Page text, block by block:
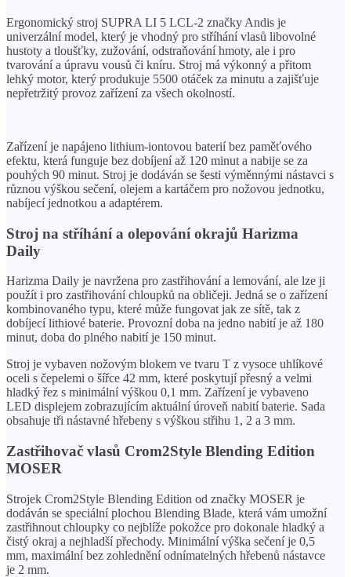
Ergonomický stroj SUPRA LI 5 LCL-2 značky Andis je
univerzální model, který je vhodný pro stříhání vlasů libovolné
hustoty a tloušťky, zužování, odstraňování hmoty, ale i pro
tvarování a úpravu vousů či kníru. Stroj má výkonný a přitom
lehký motor, který produkuje 5500 otáček za minutu a zajišťuje
nepřetržitý provoz zařízení za všech okolností.
Zařízení je napájeno lithium-iontovou baterií bez paměťového
efektu, která funguje bez dobíjení až 120 minut a nabije se za
pouhých 90 minut. Stroj je dodáván se šesti výměnnými nástavci s
různou výškou sečení, olejem a kartáčem pro nožovou jednotku,
nabíjecí jednotkou a adaptérem.
Stroj na stříhání a olepování okrajů Harizma
Daily
Harizma Daily je navržena pro zastřihování a lemování, ale lze ji
použít i pro zastřihování chloupků na obličeji. Jedná se o zařízení
kombinovaného typu, které může fungovat jak ze sítě, tak z
dobíjecí lithiové baterie. Provozní doba na jedno nabití je až 180
minut, doba do plného nabití je 150 minut.
Stroj je vybaven nožovým blokem ve tvaru T z vysoce uhlíkové
oceli s čepelemi o šířce 42 mm, které poskytují přesný a velmi
hladký řez s minimální výškou 0,1 mm. Zařízení je vybaveno
LED displejem zobrazujícím aktuální úroveň nabití baterie. Sada
obsahuje tři nástavné hřebeny s výškou střihu 1, 2 a 3 mm.
Zastřihovač vlasů Crom2Style Blending Edition
MOSER
Strojek Crom2Style Blending Edition od značky MOSER je
dodáván se speciální plochou Blending Blade, která vám umožní
zastřihnout chloupky co nejblíže pokožce pro dokonale hladký a
čistý okraj a nejhladší přechody. Minimální výška sečení je 0,5
mm, maximální bez zohlednění odnímatelných hřebenů nástavce
je 2 mm.